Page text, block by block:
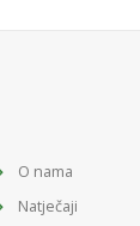
O nama
Natječaji